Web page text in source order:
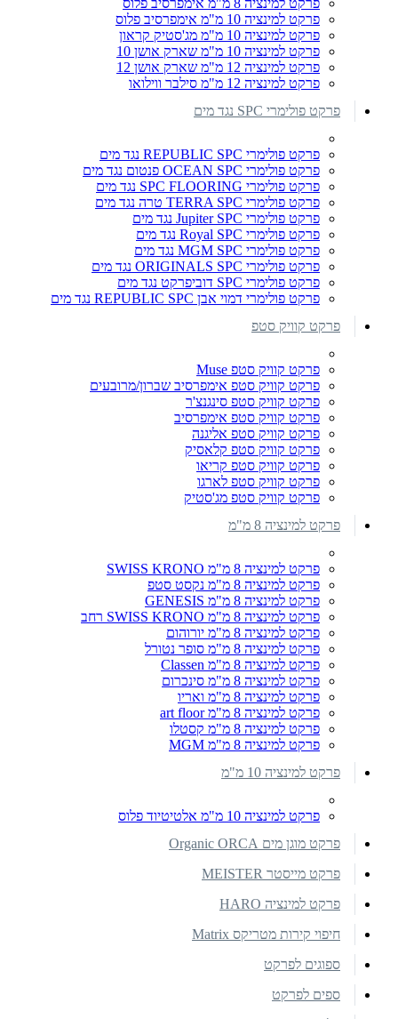
פרקט למינציה 8 מ"מ אימפרסיב פלוס
פרקט למינציה 10 מ"מ אימפרסיב פלוס
פרקט למינציה 10 מ"מ מג'סטיק קראון
פרקט למינציה 10 מ"מ שארק אושן 10
פרקט למינציה 12 מ"מ שארק אושן 12
פרקט למינציה 12 מ"מ סילבר ווילואו
פרקט פולימרי SPC נגד מים
פרקט פולימרי REPUBLIC SPC נגד מים
פרקט פולימרי OCEAN SPC פנטום נגד מים
פרקט פולימרי SPC FLOORING נגד מים
פרקט פולימרי TERRA SPC טרה נגד מים
פרקט פולימרי Jupiter SPC נגד מים
פרקט פולימרי Royal SPC נגד מים
פרקט פולימרי MGM SPC נגד מים
פרקט פולימרי ORIGINALS SPC נגד מים
פרקט פולימרי SPC דוביפרקט נגד מים
פרקט פולימרי דמוי אבן REPUBLIC SPC נגד מים
פרקט קוויק סטפ
פרקט קוויק סטפ Muse
פרקט קוויק סטפ אימפרסיב שברון/מרובעים
פרקט קוויק סטפ סינגנצ'ר
פרקט קוויק סטפ אימפרסיב
פרקט קוויק סטפ אליגנה
פרקט קוויק סטפ קלאסיק
פרקט קוויק סטפ קריאו
פרקט קוויק סטפ לארגו
פרקט קוויק סטפ מג'סטיק
פרקט למינציה 8 מ"מ
פרקט למינציה 8 מ"מ SWISS KRONO
פרקט למינציה 8 מ"מ נקסט סטפ
פרקט למינציה 8 מ"מ GENESIS
פרקט למינציה 8 מ"מ SWISS KRONO רחב
פרקט למינציה 8 מ"מ יורוהום
פרקט למינציה 8 מ"מ סופר נטורל
פרקט למינציה 8 מ"מ Classen
פרקט למינציה 8 מ"מ סינכרום
פרקט למינציה 8 מ"מ ואריו
פרקט למינציה 8 מ"מ art floor
פרקט למינציה 8 מ"מ קסטלו
פרקט למינציה 8 מ"מ MGM
פרקט למינציה 10 מ"מ
פרקט למינציה 10 מ"מ אלטיטיוד פלוס
פרקט מוגן מים Organic ORCA
פרקט מייסטר MEISTER
פרקט למינציה HARO
חיפוי קירות מטריקס Matrix
ספוגים לפרקט
ספים לפרקט